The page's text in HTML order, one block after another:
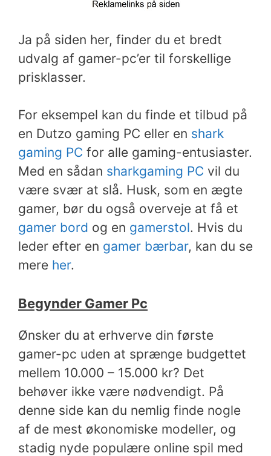
Ja på siden her, finder du et bredt
udvalg af gamer-pc’er til forskellige
prisklasser.
For eksempel kan du finde et tilbud på
en Dutzo gaming PC eller en shark
gaming PC for alle gaming-entusiaster.
Med en sådan sharkgaming PC vil du
være svær at slå. Husk, som en ægte
gamer, bør du også overveje at få et
gamer bord og en gamerstol. Hvis du
leder efter en gamer bærbar, kan du se
mere her.
Begynder Gamer Pc
Ønsker du at erhverve din første
gamer-pc uden at sprænge budgettet
mellem 10.000 – 15.000 kr? Det
behøver ikke være nødvendigt. På
denne side kan du nemlig finde nogle
af de mest økonomiske modeller, og
stadig nyde populære online spil med